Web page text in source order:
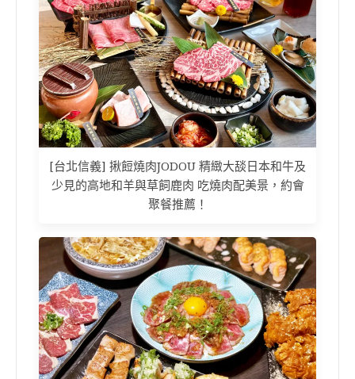
[台北信義] 揪餖燒肉JODOU 精緻大舕日本和牛及
少見的高地和羊與草飼鹿肉 吃燒肉配美景，約會
聚餐推薦！